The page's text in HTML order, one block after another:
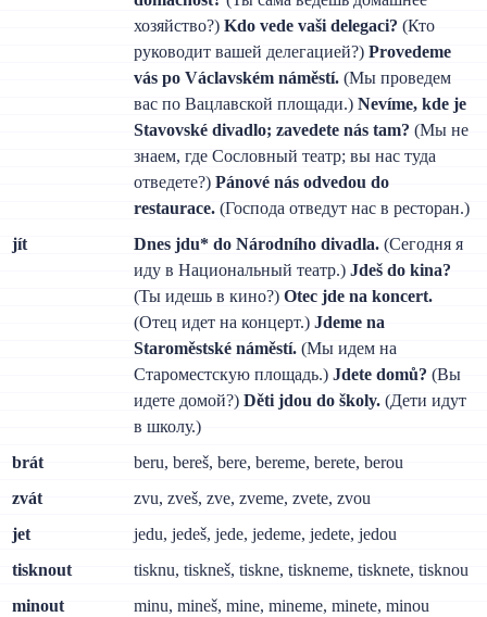
хозяйство?)Kdo vede vaši delegaci? (Кто
руководит вашей делегацией?)Provedeme
vás po Václavském náměstí. (Мы проведем
вас по Вацлавской площади.)Nevíme, kde je
Stavovské divadlo; zavedete nás tam? (Мы не
знаем, где Сословный театр; вы нас туда
отведете?)Pánové nás odvedou do
restaurace. (Господа отведут нас в ресторан.)
jít
Dnes jdu* do Národního divadla. (Сегодня я
иду в Национальный театр.)Jdeš do kina?
(Ты идешь в кино?)Otec jde na koncert.
(Отец идет на концерт.)Jdeme na
Staroměstské náměstí. (Мы идем на
Староместскую площадь.)Jdete domů? (Вы
идете домой?)Děti jdou do školy. (Дети идут
в школу.)
brát
beru, bereš, bere, bereme, berete, berou
zvát
zvu, zveš, zve, zveme, zvete, zvou
jet
jedu, jedeš, jede, jedeme, jedete, jedou
tisknout
tisknu, tiskneš, tiskne, tiskneme, tisknete, tisknou
minout
minu, mineš, mine, mineme, minete, minou